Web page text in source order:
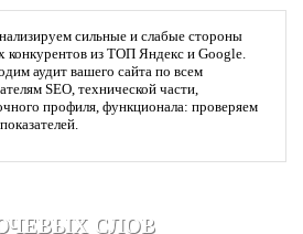
сильные и слабые стороны
конкурентов из ТОП Яндекс и Google.
аудит вашего сайта по всем
SEO, технической части,
профиля, функционала: проверяем
СЛОВ